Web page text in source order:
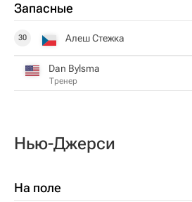
Запасные
30 Алеш Стежка
Dan Bylsma
Тренер
Нью-Джерси
На поле